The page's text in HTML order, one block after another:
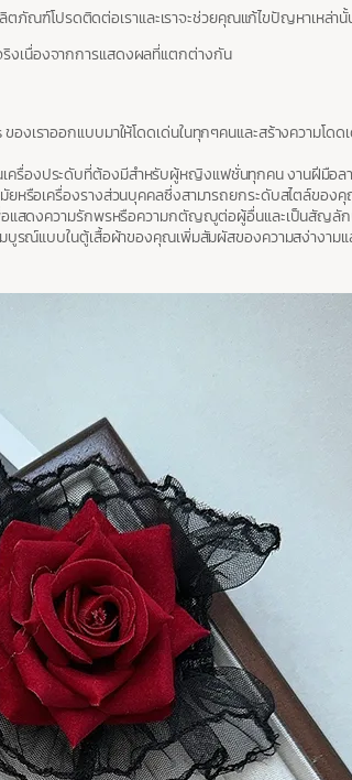
ฑ์โปรดติดต่อเราและเราจะช่วยคุณแก้ไขปัญหาเหล่านั้น
งเนื่องจากการแสดงผลที่แตกต่างกัน
ราออกแบบมาให้โดดเด่นในทุกๆคนและสร้างความโด
องประดับที่ต้องมีสำหรับผู้หญิงแฟชั่นทุกคน งานฝีมือลา
หรือเครื่องรางส่วนบุคคลซึ่งสามารถยกระดับสไตล์ของ
แสดงความรักพรหรือความกตัญญูต่อผู้อื่นและเป็นสัญลั
รณ์แบบในตู้เสื้อผ้าของคุณเพิ่มสัมผัสของความสง่างาม